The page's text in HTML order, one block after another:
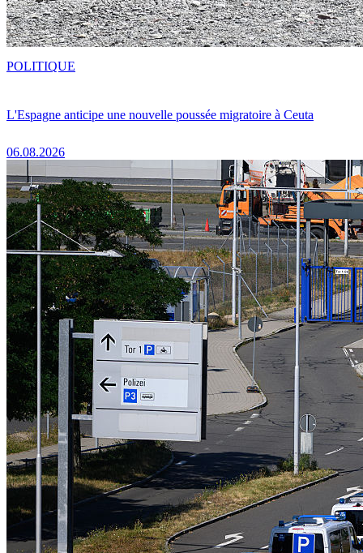
L'Espagne anticipe une nouvelle poussée migratoire à Ceuta
06.08.2026
POLITIQUE